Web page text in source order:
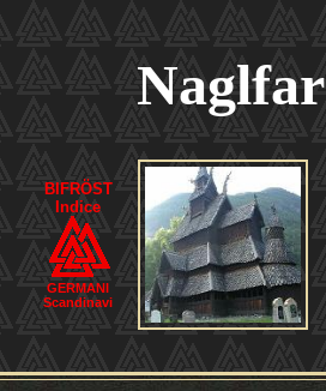
Naglfar
BIFRÖST
Indice
GERMANI
Scandinavi